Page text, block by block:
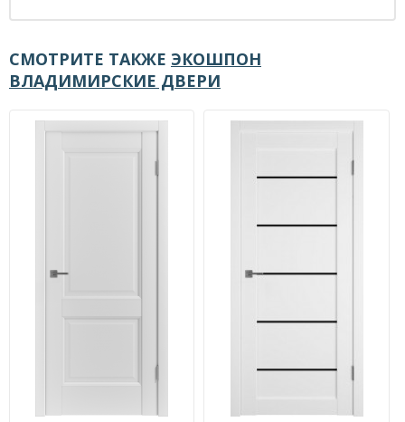
СМОТРИТЕ ТАКЖЕ ЭКОШПОН
ВЛАДИМИРСКИЕ ДВЕРИ